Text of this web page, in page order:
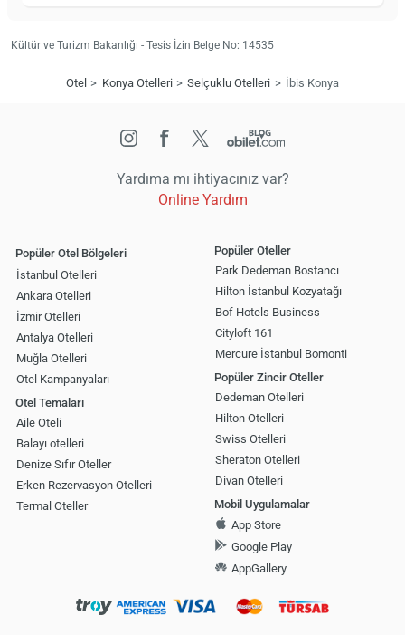
Kültür ve Turizm Bakanlığı - Tesis İzin Belge No: 14535
Otel Konya Otelleri Selçuklu Otelleri İbis Konya
Yardıma mı ihtiyacınız var?
Online Yardım
Popüler Otel Bölgeleri
İstanbul Otelleri
Ankara Otelleri
İzmir Otelleri
Antalya Otelleri
Muğla Otelleri
Otel Kampanyaları
Otel Temaları
Aile Oteli
Balayı otelleri
Denize Sıfır Oteller
Erken Rezervasyon Otelleri
Termal Oteller
Popüler Oteller
Park Dedeman Bostancı
Hilton İstanbul Kozyatağı
Bof Hotels Business
Cityloft 161
Mercure İstanbul Bomonti
Popüler Zincir Oteller
Dedeman Otelleri
Hilton Otelleri
Swiss Otelleri
Sheraton Otelleri
Divan Otelleri
Mobil Uygulamalar
App Store
Google Play
AppGallery